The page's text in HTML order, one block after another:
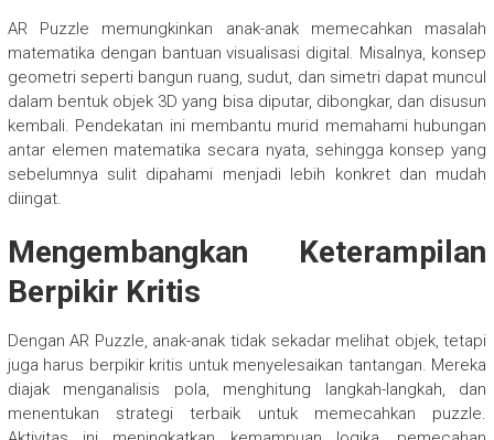
AR Puzzle memungkinkan anak-anak memecahkan masalah
matematika dengan bantuan visualisasi digital. Misalnya, konsep
geometri seperti bangun ruang, sudut, dan simetri dapat muncul
dalam bentuk objek 3D yang bisa diputar, dibongkar, dan disusun
kembali. Pendekatan ini membantu murid memahami hubungan
antar elemen matematika secara nyata, sehingga konsep yang
sebelumnya sulit dipahami menjadi lebih konkret dan mudah
diingat.
Mengembangkan Keterampilan
Berpikir Kritis
Dengan AR Puzzle, anak-anak tidak sekadar melihat objek, tetapi
juga harus berpikir kritis untuk menyelesaikan tantangan. Mereka
diajak menganalisis pola, menghitung langkah-langkah, dan
menentukan strategi terbaik untuk memecahkan puzzle.